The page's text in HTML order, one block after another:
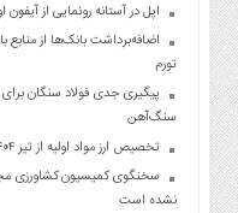
اپل در آستانه رونمایی از آیفون
اضافه‌برداشت بانک‌ها از
تورم
پیگیری جدی فولاد سنگان
سنگ‌آهن
تخصیص ارز مواد اولیه از تیر ۱۴۰۴ بلاتکلیف مانده است
نشده است